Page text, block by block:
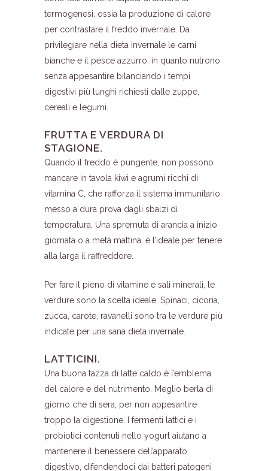
termogenesi, ossia la produzione di calore
per contrastare il freddo invernale. Da
privilegiare nella dieta invernale le carni
bianche e il pesce azzurro, in quanto nutrono
senza appesantire bilanciando i tempi
digestivi più lunghi richiesti dalle zuppe,
cereali e legumi.
FRUTTA E VERDURA DI
STAGIONE.
Quando il freddo è pungente, non possono
mancare in tavola kiwi e agrumi ricchi di
vitamina C, che rafforza il sistema immunitario
messo a dura prova dagli sbalzi di
temperatura. Una spremuta di arancia a inizio
giornata o a metà mattina, è l’ideale per tenere
alla larga il raffreddore.
Per fare il pieno di vitamine e sali minerali, le
verdure sono la scelta ideale. Spinaci, cicoria,
zucca, carote, ravanelli sono tra le verdure più
indicate per una sana dieta invernale.
LATTICINI.
Una buona tazza di latte caldo è l’emblema
del calore e del nutrimento. Meglio berla di
giorno che di sera, per non appesantire
troppo la digestione. I fermenti lattici e i
probiotici contenuti nello yogurt aiutano a
mantenere il benessere dell’apparato
digestivo, difendendoci dai batteri patogeni